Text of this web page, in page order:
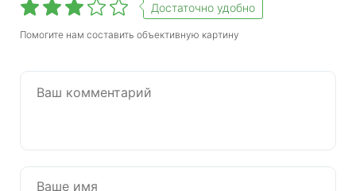
Достаточно удобно
Помогите нам составить объективную картину